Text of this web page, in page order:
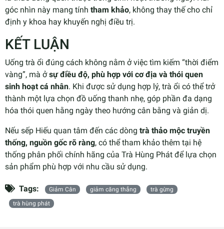
góc nhìn này mang tính tham khảo, không thay thế cho chỉ
định y khoa hay khuyến nghị điều trị.
KẾT LUẬN
Uống trà ổi đúng cách không nằm ở việc tìm kiếm “thời điểm
vàng”, mà ởsự điều độ, phù hợp với cơ địa và thói quen
sinh hoạt cá nhân. Khi được sử dụng hợp lý, trà ổi có thể trở
thành một lựa chọn đồ uống thanh nhẹ, góp phần đa dạng
hóa thói quen hằng ngày theo hướng cân bằng và giản dị.
Nếu sếp Hiếu quan tâm đến các dòng trà thảo mộc truyền
thống, nguồn gốc rõ ràng, có thể tham khảo thêm tại hệ
thống phân phối chính hãng của Trà Hùng Phát để lựa chọn
sản phẩm phù hợp với nhu cầu sử dụng.
Tags: Giảm Cân giảm căng thẳng
trà gừng
trà hùng phát